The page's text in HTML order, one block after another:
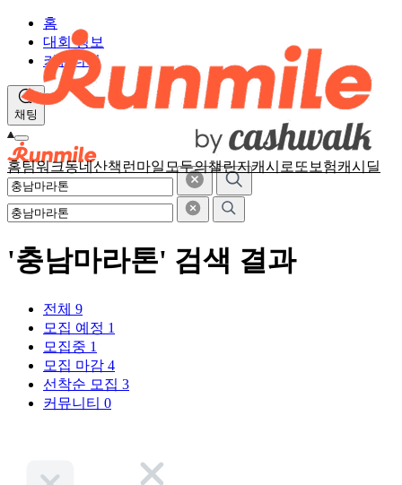
홈팀워크동네산책 런마일 모두의챌린지캐시로또 보험캐시딜
홈
대회 정보
커뮤니티
채팅
'충남마라톤' 검색 결과
전체 9
모집 예정 1
모집중 1
모집 마감 4
선착순 모집 3
커뮤니티 0